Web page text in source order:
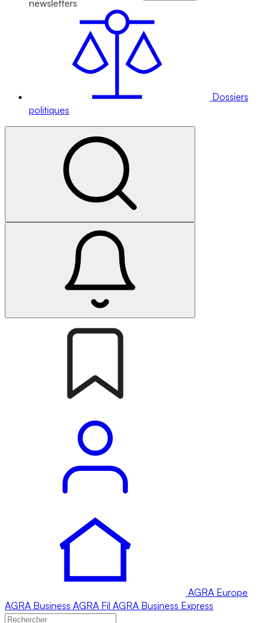
newsletters
Dossiers
politiques
AGRA Europe
AGRA Business AGRA Fil AGRA Business Express